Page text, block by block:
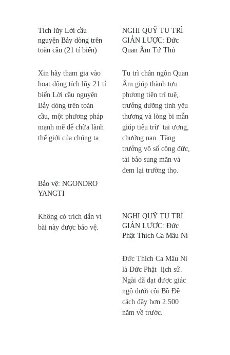
Tích lũy Lời cầu
nguyện Bảy dòng trên
toàn cầu (21 tỉ biến)
Xin hãy tham gia vào
hoạt động tích lũy 21 tỉ
biến Lời cầu nguyện
Bảy dòng trên toàn
cầu, một phương pháp
mạnh mẽ để chữa lành
thế giới của chúng ta.
Bảo vệ: NGONDRO
YANGTI
Không có trích dẫn vì
bài này được bảo vệ.
NGHI QUỸ TU TRÌ
GIẢN LƯỢC: Đức
Quan Âm Tứ Thủ
Tu trì chân ngôn Quan
Âm giúp thành tựu
phương tiện trí tuệ,
trưởng dưỡng tình yêu
thương và lòng bi mẫn
giúp tiêu trừ tai ương,
chướng nạn. Tăng
trưởng vô số công đức,
tài bảo sung mãn và
đem lại trường thọ.
NGHI QUỸ TU TRÌ
GIẢN LƯỢC: Đức
Phật Thích Ca Mâu Ni
Đức Thích Ca Mâu Ni
là Đức Phật lịch sử.
Ngài đã đạt được giác
ngộ dưới cội Bồ Đề
cách đây hơn 2.500
năm về trước.